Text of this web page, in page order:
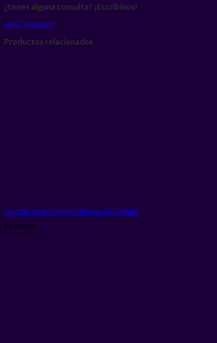
¿tenes alguna consulta? ¡Escribinos!
enviar whatsapp
Productos relacionados
Counter Strike Global Ofensive PS3Digital
$ 6.800,00